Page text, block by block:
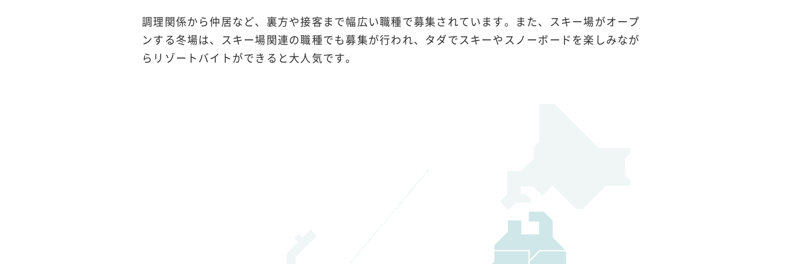
調理関係から仲居など、裏方や接客まで幅広い職種で募集されています。また、スキー場がオープ
ンする冬場は、スキー場関連の職種でも募集が行われ、タダでスキーやスノーボードを楽しみなが
らリゾートバイトができると大人気です。